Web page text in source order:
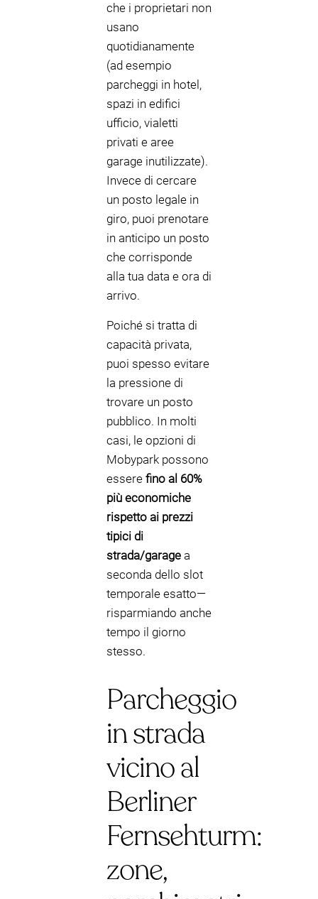
che i proprietari non
usano
quotidianamente
(ad esempio
parcheggi in hotel,
spazi in edifici
ufficio, vialetti
privati e aree
garage inutilizzate).
Invece di cercare
un posto legale in
giro, puoi prenotare
in anticipo un posto
che corrisponde
alla tua data e ora di
arrivo.
Poiché si tratta di
capacità privata,
puoi spesso evitare
la pressione di
trovare un posto
pubblico. In molti
casi, le opzioni di
Mobypark possono
essere fino al 60%
più economiche
rispetto ai prezzi
tipici di
strada/garage a
seconda dello slot
temporale esatto—
risparmiando anche
tempo il giorno
stesso.
Parcheggio
in strada
vicino al
Berliner
Fernsehturm:
zone,